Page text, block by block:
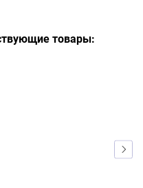
товары: